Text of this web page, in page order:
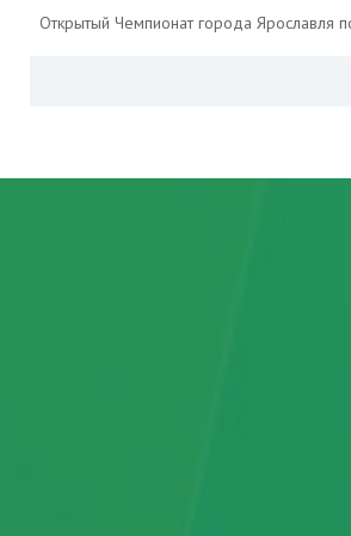
Открытый Чемпионат города Ярославля